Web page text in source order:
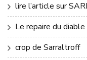
lire l’article sur
Le repaire du diable
crop de Sarraltroff